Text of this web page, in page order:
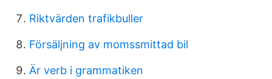
Riktvärden trafikbuller
Försäljning av momssmittad bil
Är verb i grammatiken